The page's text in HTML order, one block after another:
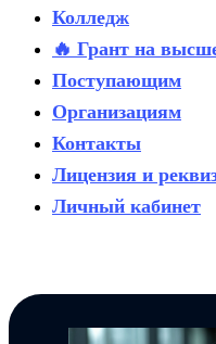
Колледж
🔥 Грант на
Поступающим
Организациям
Контакты
Лицензия и
Личный кабинет